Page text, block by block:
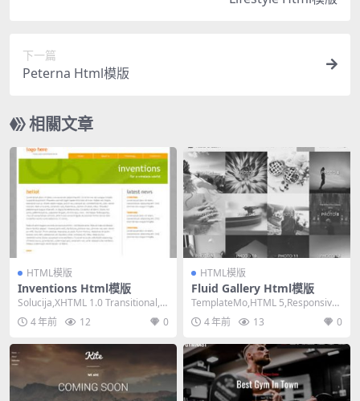
下一篇
Peterna Html模版
相關文章
HTML模版
Inventions Html模版
Solucija,XHTML 1.0 Transitional,Fi
xed Wi...
4 年前 12 0
HTML模版
Fluid Gallery Html模版
TemplateMo,HTML 5,Responsive,
Mixed Colu...
4 年前 13 0